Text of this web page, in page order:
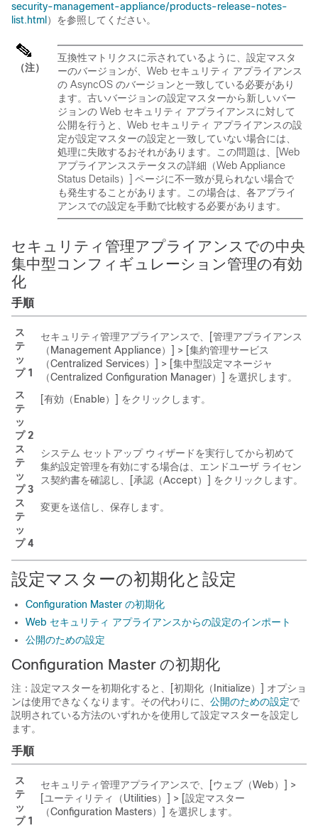
security-management-appliance/products-release-notes-
list.html ）を参照してください。
（注）
互換性マトリクスに示されているように、設定マスタ
ーのバージョンが、Web セキュリティ アプライアンス
の AsyncOS のバージョンと一致している必要があり
ます。古いバージョンの設定マスターから新しいバー
ジョンの Web セキュリティ アプライアンスに対して
公開を行うと、Web セキュリティ アプライアンスの設
定が設定マスターの設定と一致していない場合には、
処理に失敗するおそれがあります。この問題は、[Web
アプライアンスステータスの詳細（Web Appliance
Status Details）] ページに不一致が見られない場合で
も発生することがあります。この場合は、各アプライ
アンスでの設定を手動で比較する必要があります。
セキュリティ管理アプライアンスでの中央
集中型コンフィギュレーション管理の有効
化
手順
ス
テ
ッ
プ 1
セキュリティ管理アプライアンスで、[管理アプライアンス
（Management Appliance）] > [集約管理サービス
（Centralized Services）] > [集中型設定マネージャ
（Centralized Configuration Manager）] を選択します。
ス
テ
ッ
プ 2
[有効（Enable）] をクリックします。
ス
テ
ッ
プ 3
システム セットアップ ウィザードを実行してから初めて
集約設定管理を有効にする場合は、エンドユーザ ライセン
ス契約書を確認し、[承認（Accept）] をクリックします。
ス
テ
ッ
プ 4
変更を送信し、保存します。
設定マスターの初期化と設定
Configuration Master の初期化
Web セキュリティ アプライアンスからの設定のインポート
公開のための設定
Configuration Master の初期化
注：設定マスターを初期化すると、[初期化（Initialize）] オプショ
ンは使用できなくなります。その代わりに、 公開のための設定で
説明されている方法のいずれかを使用して設定マスターを設定し
ます。
手順
ス
テ
ッ
プ 1
セキュリティ管理アプライアンスで、[ウェブ（Web）] >
[ユーティリティ（Utilities）] > [設定マスター
（Configuration Masters）] を選択します。